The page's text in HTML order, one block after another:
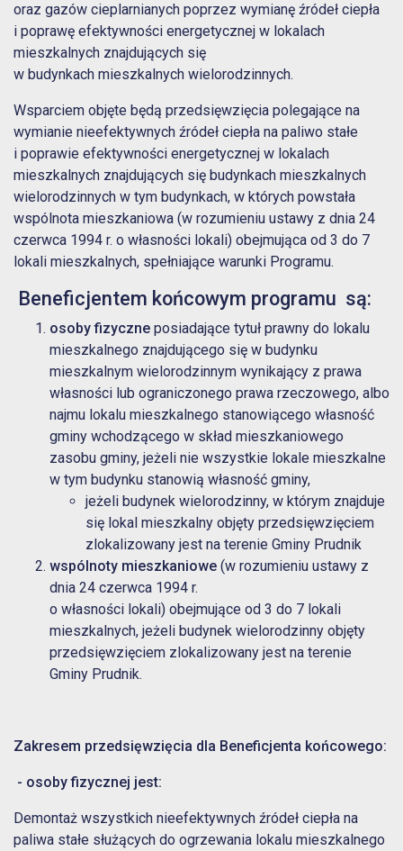
oraz gazów cieplarnianych poprzez wymianę źródeł ciepła
i poprawę efektywności energetycznej w lokalach
mieszkalnych znajdujących się
w budynkach mieszkalnych wielorodzinnych.
Wsparciem objęte będą przedsięwzięcia polegające na
wymianie nieefektywnych źródeł ciepła na paliwo stałe
i poprawie efektywności energetycznej w lokalach
mieszkalnych znajdujących się budynkach mieszkalnych
wielorodzinnych w tym budynkach, w których powstała
wspólnota mieszkaniowa (w rozumieniu ustawy z dnia 24
czerwca 1994 r. o własności lokali) obejmująca od 3 do 7
lokali mieszkalnych, spełniające warunki Programu.
Beneficjentem końcowym programu są:
osoby fizyczne posiadające tytuł prawny do lokalu
mieszkalnego znajdującego się w budynku
mieszkalnym wielorodzinnym wynikający z prawa
własności lub ograniczonego prawa rzeczowego, albo
najmu lokalu mieszkalnego stanowiącego własność
gminy wchodzącego w skład mieszkaniowego
zasobu gminy, jeżeli nie wszystkie lokale mieszkalne
w tym budynku stanowią własność gminy,
jeżeli budynek wielorodzinny, w którym znajduje
się lokal mieszkalny objęty przedsięwzięciem
zlokalizowany jest na terenie Gminy Prudnik
wspólnoty mieszkaniowe (w rozumieniu ustawy z
dnia 24 czerwca 1994 r.
o własności lokali) obejmujące od 3 do 7 lokali
mieszkalnych, jeżeli budynek wielorodzinny objęty
przedsięwzięciem zlokalizowany jest na terenie
Gminy Prudnik.
Zakresem przedsięwzięcia dla Beneficjenta końcowego:
- osoby fizycznej jest:
Demontaż wszystkich nieefektywnych źródeł ciepła na
paliwa stałe służących do ogrzewania lokalu mieszkalnego